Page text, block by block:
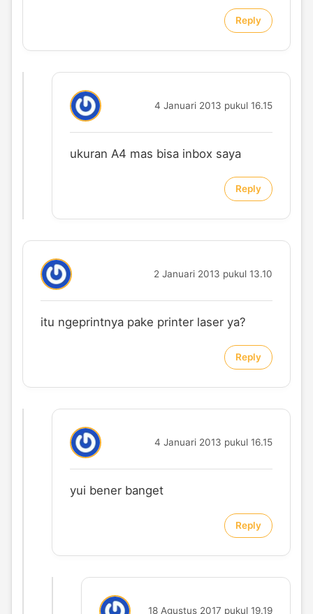
Reply
4 Januari 2013 pukul 16.15
ukuran A4 mas bisa inbox saya
Reply
2 Januari 2013 pukul 13.10
itu ngeprintnya pake printer laser ya?
Reply
4 Januari 2013 pukul 16.15
yui bener banget
Reply
18 Agustus 2017 pukul 19.19